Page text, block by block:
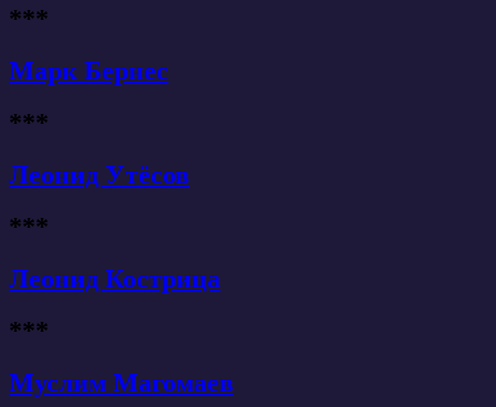
***
Марк Бернес
***
Леонид Утёсов
***
Леонид Кострица
***
Муслим Магомаев